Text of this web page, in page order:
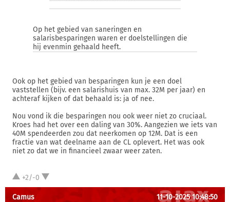
Op het gebied van saneringen en
salarisbesparingen waren er doelstellingen die
hij evenmin gehaald heeft.
Ook op het gebied van besparingen kun je een doel
vaststellen (bijv. een salarishuis van max. 32M per jaar) en
achteraf kijken of dat behaald is: ja of nee.
Nou vond ik die besparingen nou ook weer niet zo cruciaal.
Kroes had het over een daling van 30%. Aangezien we iets van
40M spendeerden zou dat neerkomen op 12M. Dat is een
fractie van wat deelname aan de CL oplevert. Het was ook
niet zo dat we in financieel zwaar weer zaten.
+2/-0
Camus 11-10-2025 10:48:50